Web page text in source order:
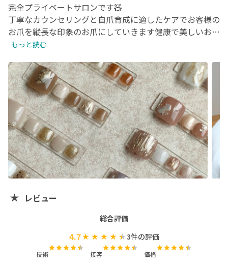
完全プライベートサロンです🧸
丁寧なカウンセリングと自爪育成に適したケアでお客様の
お爪を縦長な印象のお爪にしていきます健康で美しいお爪
を目指しながらゆったりとした癒しの時間をお過ごしくだ
自爪育成（最強ネイルケア）を得意としております。
スムーズな施術を目指しておりますが、時間には余裕を持
ってお越しください。
時短サロンではございません。
スカルプ・スカルプオフは行っておりません。
自宅サロンですので、生活音がする場合がございます。
※ご予約当日のハンドクリームやオイルの使用はジェル浮
ご予約時間から15分すぎる場合、他のお客様のご迷惑と
なりますので施術をお断りする場合がございます。
もっと読む
レビュー
総合評価
4.7 3件の評価
技術 接客 価格